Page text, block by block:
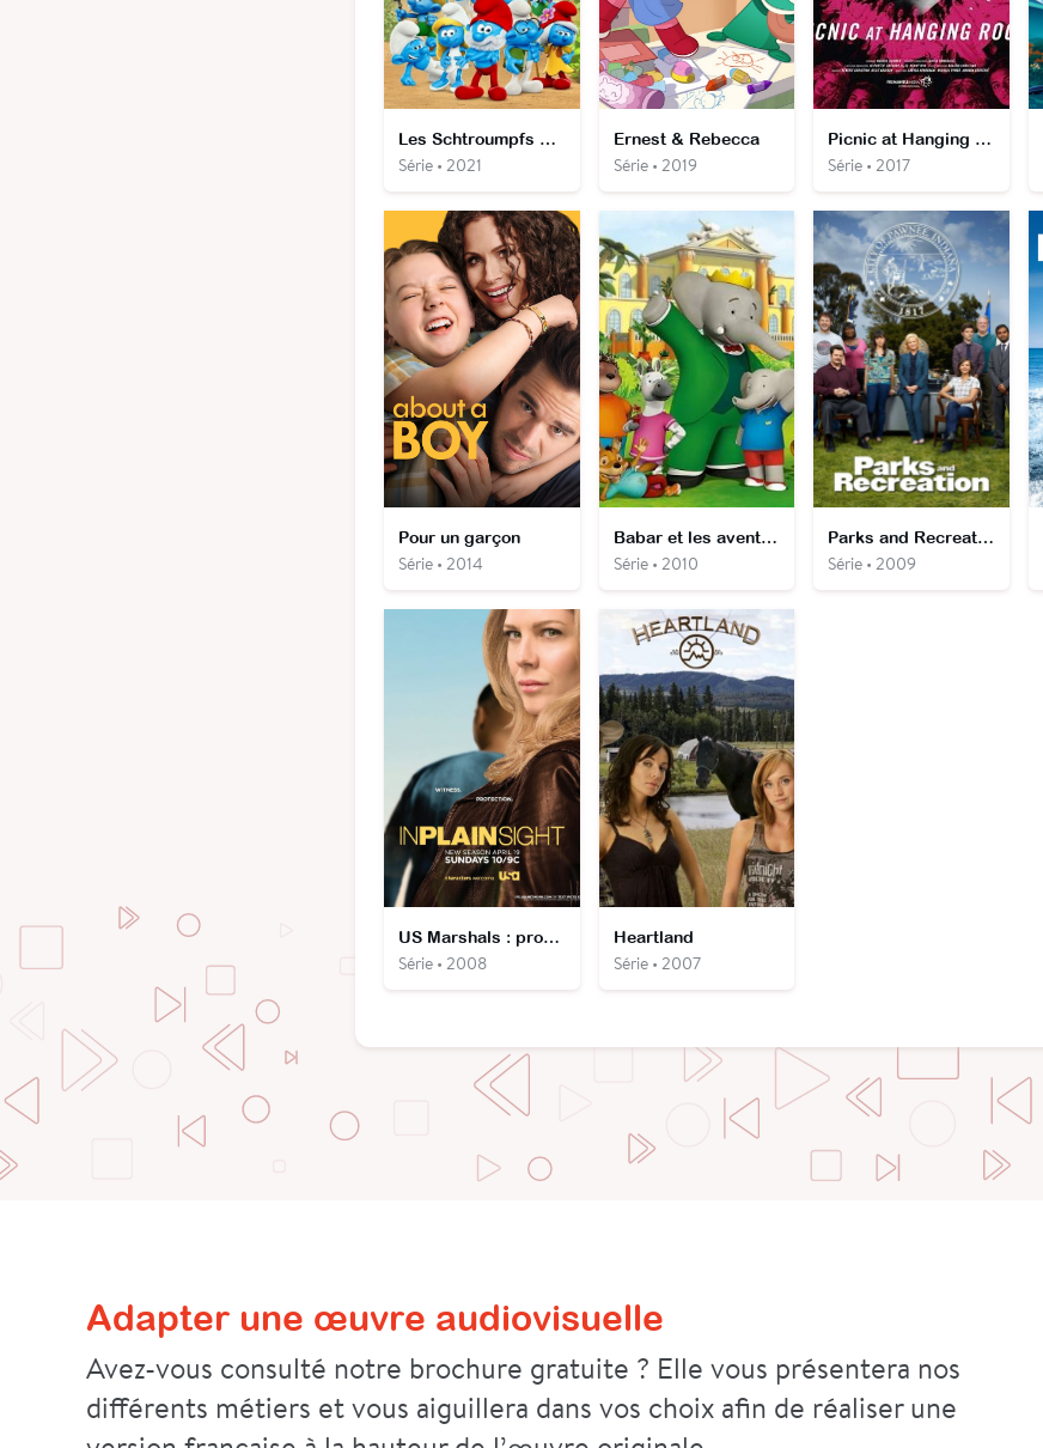
Les Schtroumpfs 2021
Série • 2021
Ernest & Rebecca
Série • 2019
Picnic at Hanging Rock
Série • 2017
Pour un garçon
Série • 2014
Babar et les aventures de Badou
Série • 2010
Parks and Recreation
Série • 2009
US Marshals : protection de témoins
Série • 2008
Heartland
Série • 2007
Adapter une œuvre audiovisuelle
Avez-vous consulté notre brochure gratuite ? Elle vous présentera nos
différents métiers et vous aiguillera dans vos choix afin de réaliser une